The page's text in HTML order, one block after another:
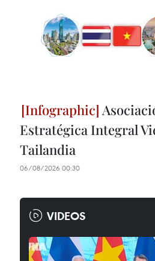
Estratégica Integral
Tailandia
06/08/2026 00:30
VIDEOS